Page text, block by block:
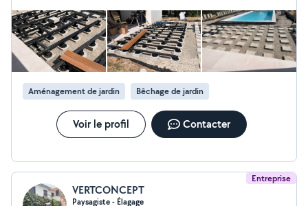
Merci pour le superbe boulot! Bonne continuation à vous 2.
Aménagement de jardin Bêchage de jardin
Voir le profil Contacter
Entreprise
VERTCONCEPT
Paysagiste - Élagage